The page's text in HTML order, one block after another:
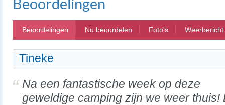
Beoordelingen
Beoordelingen Nu beoordelen Foto's Weerbericht
Tineke
Na een fantastische week op deze
geweldige camping zijn we weer thuis!